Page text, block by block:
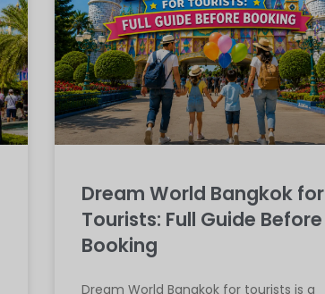
Dream World Bangkok for
Tourists: Full Guide Before
Booking
Dream World Bangkok for tourists is a